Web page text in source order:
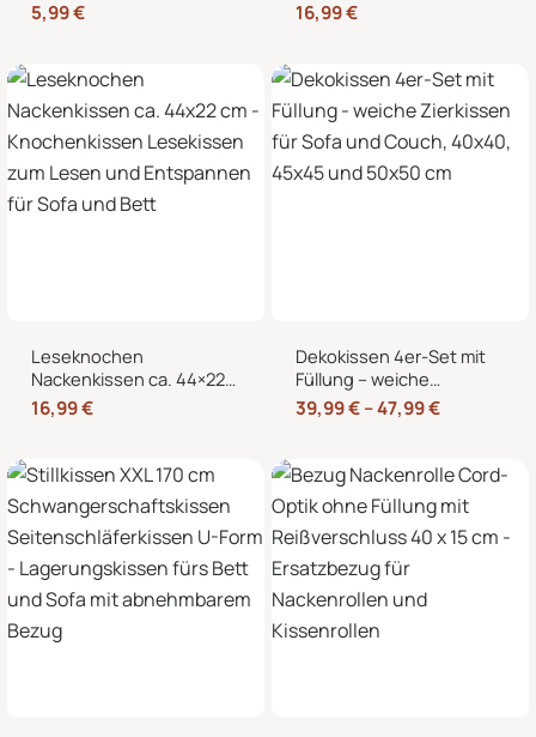
Körnerkissen als
Wärmekissen und
5,99€
Erwachsene –
Nackenkissen in
Bett und Sessel
16,99€
Leseknochen
Nackenkissen ca. 44×22
cm – Knochenkissen
Lesekissen zum Lesen
und Bett
16,99€
Dekokissen 4er-Set mit
Füllung – weiche
Zierkissen für Sofa und
Couch, 40×40, 45×45
39,99€–47,99€